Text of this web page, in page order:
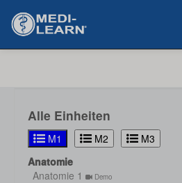
Alle Einheiten
M1 M2
M3
Anatomie
Anatomie 1
Demo